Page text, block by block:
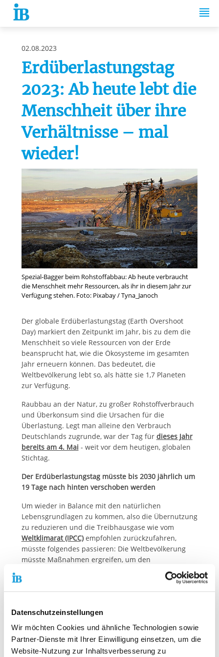
Datenschutzeinstellungen
Wir möchten Cookies und ähnliche Technologien sowie
Partner-Dienste mit Ihrer Einwilligung einsetzen, um die
Website-Nutzung zur Inhaltsverbesserung zu
Springe zum Inhalt
02.08.2023
Erdüberlastungstag
2023: Ab heute lebt die
Menschheit über ihre
Verhältnisse – mal
wieder!
Spezial-Bagger beim Rohstoffabbau: Ab heute verbraucht
die Menschheit mehr Ressourcen, als ihr in diesem Jahr zur
Verfügung stehen. Foto: Pixabay / Tyna_Janoch
Der globale Erdüberlastungstag (Earth Overshoot
Day) markiert den Zeitpunkt im Jahr, bis zu dem die
Menschheit so viele Ressourcen von der Erde
beansprucht hat, wie die Ökosysteme im gesamten
Jahr erneuern können. Das bedeutet, die
Weltbevölkerung lebt so, als hätte sie 1,7 Planeten
zur Verfügung.
Raubbau an der Natur, zu großer Rohstoffverbrauch
und Überkonsum sind die Ursachen für die
Überlastung. Legt man alleine den Verbrauch
Deutschlands zugrunde, war der Tag für dieses Jahr
bereits am 4. Mai - weit vor dem heutigen, globalen
Stichtag.
Der Erdüberlastungstag müsste bis 2030 jährlich um
19 Tage nach hinten verschoben werden
Um wieder in Balance mit den natürlichen
Lebensgrundlagen zu kommen, also die Übernutzung
zu reduzieren und die Treibhausgase wie vom
Weltklimarat (IPCC)empfohlen zurückzufahren,
müsste folgendes passieren: Die Weltbevölkerung
müsste Maßnahmen ergreifen, um den
Erdüberlastungstag bis 2030 jedes Jahr um 19 Tage
nach hinten zu verschieben. Das könnte gelingen,
wenn die Menschheit konsequent Ressourcen spart,
Lebensmittelabfälle weltweit halbiert.
Thiemo Fojkar, Vorstandsvorsitzender des
Internationalen Bundes (IB): „Nachhaltigkeit in
unseren Geschäftsfeldern, Kreislaufwirtschaft und